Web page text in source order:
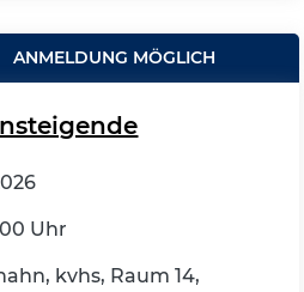
ANMELDUNG MÖGLICH
Uhr
kvhs, Raum 14,